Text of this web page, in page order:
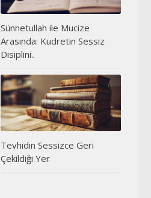
Sünnetullah ile Mucize
Arasında: Kudretin Sessiz
Disiplini..
Tevhidin Sessizce Geri
Çekildiği Yer